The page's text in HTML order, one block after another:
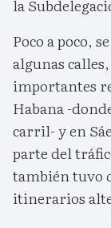
la
Poco a poco,
algunas
importantes
Habana -
carril- y en
parte del
también tuvo
itinerarios